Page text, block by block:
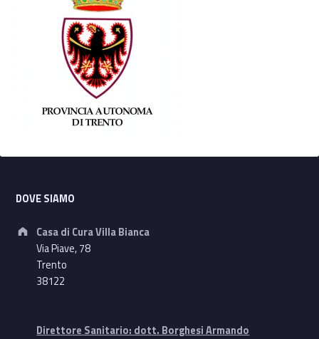
DOVE SIAMO
Address:
Casa di Cura Villa Bianca
Via Piave, 78
Trento
38122
Direttore Sanitario: dott. Borghesi Armando